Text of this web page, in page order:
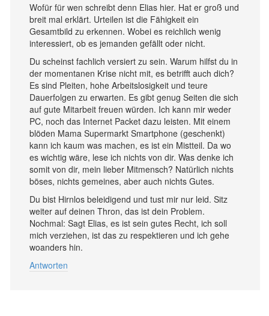
Wofür für wen schreibt denn Elias hier. Hat er groß und
breit mal erklärt. Urteilen ist die Fähigkeit ein
Gesamtbild zu erkennen. Wobei es reichlich wenig
interessiert, ob es jemanden gefällt oder nicht.
Du scheinst fachlich versiert zu sein. Warum hilfst du in
der momentanen Krise nicht mit, es betrifft auch dich?
Es sind Pleiten, hohe Arbeitslosigkeit und teure
Dauerfolgen zu erwarten. Es gibt genug Seiten die sich
auf gute Mitarbeit freuen würden. Ich kann mir weder
PC, noch das Internet Packet dazu leisten. Mit einem
blöden Mama Supermarkt Smartphone (geschenkt)
kann ich kaum was machen, es ist ein Mistteil. Da wo
es wichtig wäre, lese ich nichts von dir. Was denke ich
somit von dir, mein lieber Mitmensch? Natürlich nichts
böses, nichts gemeines, aber auch nichts Gutes.
Du bist Hirnlos beleidigend und tust mir nur leid. Sitz
weiter auf deinen Thron, das ist dein Problem.
Nochmal: Sagt Elias, es ist sein gutes Recht, ich soll
mich verziehen, ist das zu respektieren und ich gehe
woanders hin.
Antworten